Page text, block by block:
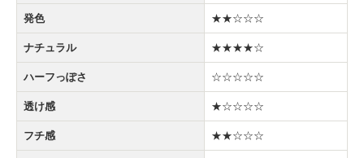
発色 ★★☆☆☆
ナチュラル ★★★★☆
ハーフっぽさ ☆☆☆☆☆
透け感 ★☆☆☆☆
フチ感 ★★☆☆☆